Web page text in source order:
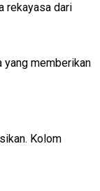
rekayasa dari
yang memberikan
Kolom